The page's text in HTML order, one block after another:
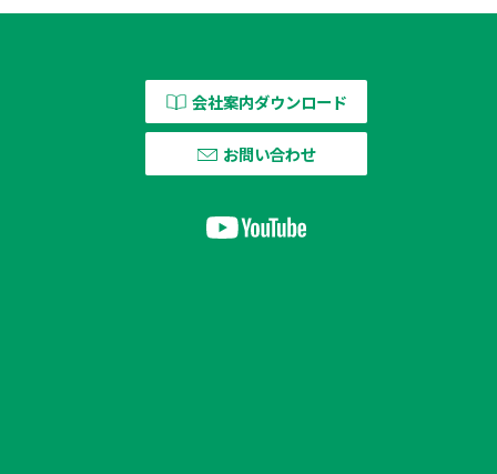
会社案内ダウンロード
お問い合わせ